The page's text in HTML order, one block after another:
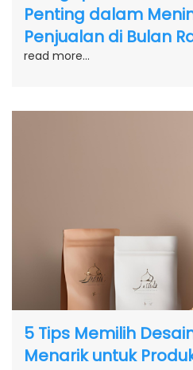
Penting dalam
Penjualan di Bulan
read more...
5 Tips Memilih
Menarik untuk